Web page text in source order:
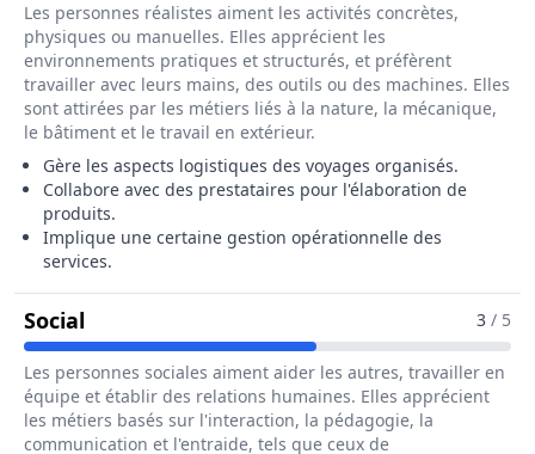
Les personnes réalistes aiment les activités concrètes,
physiques ou manuelles. Elles apprécient les
environnements pratiques et structurés, et préfèrent
travailler avec leurs mains, des outils ou des machines. Elles
sont attirées par les métiers liés à la nature, la mécanique,
le bâtiment et le travail en extérieur.
Gère les aspects logistiques des voyages organisés.
Collabore avec des prestataires pour l'élaboration de
produits.
Implique une certaine gestion opérationnelle des
services.
SocialPour Le Métier De Assistant / Assistante
3 / 5
Les personnes sociales aiment aider les autres, travailler en
équipe et établir des relations humaines. Elles apprécient
les métiers basés sur l'interaction, la pédagogie, la
communication et l'entraide, tels que ceux de